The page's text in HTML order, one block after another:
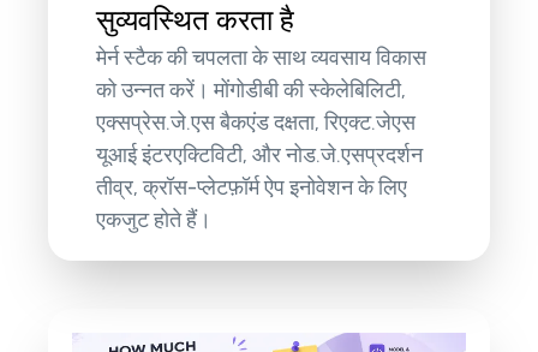
सुव्यवस्थित करता है
मेर्न स्टैक की चपलता के साथ व्यवसाय विकास
को उन्नत करें। मोंगोडीबी की स्केलेबिलिटी,
एक्सप्रेस.जे.एस बैकएंड दक्षता, रिएक्ट.जेएस
यूआई इंटरएक्टिविटी, और नोड.जे.एसप्रदर्शन
तीव्र, क्रॉस-प्लेटफ़ॉर्म ऐप इनोवेशन के लिए
एकजुट होते हैं।